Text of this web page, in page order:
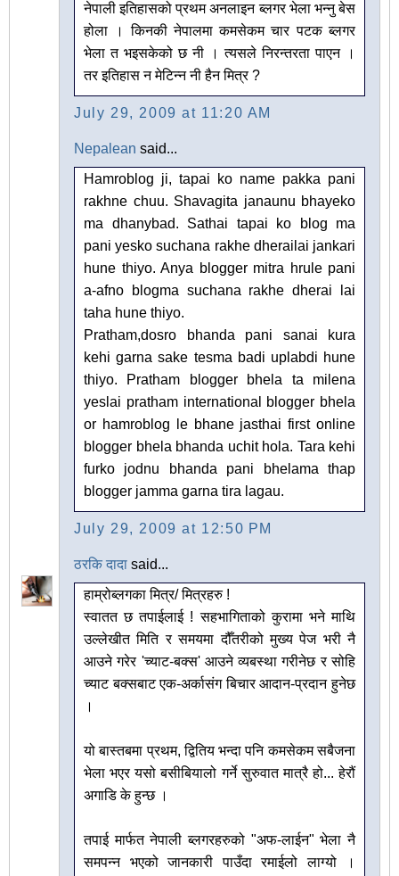
नेपाली इतिहासको प्रथम अनलाइन ब्लगर भेला भन्नु बेस
होला । किनकी नेपालमा कमसेकम चार पटक ब्लगर
भेला त भइसकेको छ नी । त्यसले निरन्तरता पाएन ।
तर इतिहास न मेटिन्न नी हैन मित्र ?
July 29, 2009 at 11:20 AM
Nepalean said...
Hamroblog ji, tapai ko name pakka pani
rakhne chuu. Shavagita janaunu bhayeko
ma dhanybad. Sathai tapai ko blog ma
pani yesko suchana rakhe dherailai jankari
hune thiyo. Anya blogger mitra hrule pani
a-afno blogma suchana rakhe dherai lai
taha hune thiyo.
Pratham,dosro bhanda pani sanai kura
kehi garna sake tesma badi uplabdi hune
thiyo. Pratham blogger bhela ta milena
yeslai pratham international blogger bhela
or hamroblog le bhane jasthai first online
blogger bhela bhanda uchit hola. Tara kehi
furko jodnu bhanda pani bhelama thap
blogger jamma garna tira lagau.
July 29, 2009 at 12:50 PM
ठरकि दादा said...
हाम्रोब्लगका मित्र/ मित्रहरु !
स्वातत छ तपाईलाई ! सहभागिताको कुरामा भने माथि
उल्लेखीत मिति र समयमा दौँतरीको मुख्य पेज भरी नै
आउने गरेर 'च्याट-बक्स' आउने व्यबस्था गरीनेछ र सोहि
च्याट बक्सबाट एक-अर्कासंग बिचार आदान-प्रदान हुनेछ
।
यो बास्तबमा प्रथम, द्वितिय भन्दा पनि कमसेकम सबैजना
भेला भएर यसो बसीबियालो गर्ने सुरुवात मात्रै हो... हेरौं
अगाडि के हुन्छ ।
तपाई मार्फत नेपाली ब्लगरहरुको "अफ-लाईन" भेला नै
समपन्न भएको जानकारी पाउँदा रमाईलो लाग्यो ।